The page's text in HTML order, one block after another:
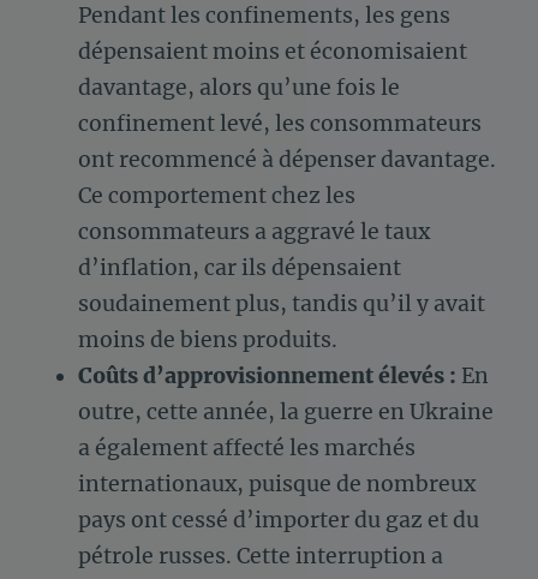
Pendant les confinements, les gens
dépensaient moins et économisaient
davantage, alors qu’une fois le
confinement levé, les consommateurs
ont recommencé à dépenser davantage.
Ce comportement chez les
consommateurs a aggravé le taux
d’inflation, car ils dépensaient
soudainement plus, tandis qu’il y avait
moins de biens produits.
Coûts d’approvisionnement élevés : En
outre, cette année, la guerre en Ukraine
a également affecté les marchés
internationaux, puisque de nombreux
pays ont cessé d’importer du gaz et du
pétrole russes. Cette interruption a